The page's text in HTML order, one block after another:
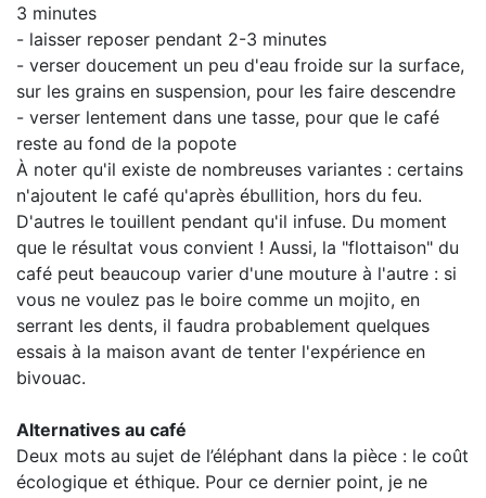
3 minutes
- laisser reposer pendant 2-3 minutes
- verser doucement un peu d'eau froide sur la surface,
sur les grains en suspension, pour les faire descendre
- verser lentement dans une tasse, pour que le café
reste au fond de la popote
À noter qu'il existe de nombreuses variantes : certains
n'ajoutent le café qu'après ébullition, hors du feu.
D'autres le touillent pendant qu'il infuse. Du moment
que le résultat vous convient ! Aussi, la "flottaison" du
café peut beaucoup varier d'une mouture à l'autre : si
vous ne voulez pas le boire comme un mojito, en
serrant les dents, il faudra probablement quelques
essais à la maison avant de tenter l'expérience en
bivouac.
Alternatives au café
Deux mots au sujet de l’éléphant dans la pièce : le coût
écologique et éthique. Pour ce dernier point, je ne